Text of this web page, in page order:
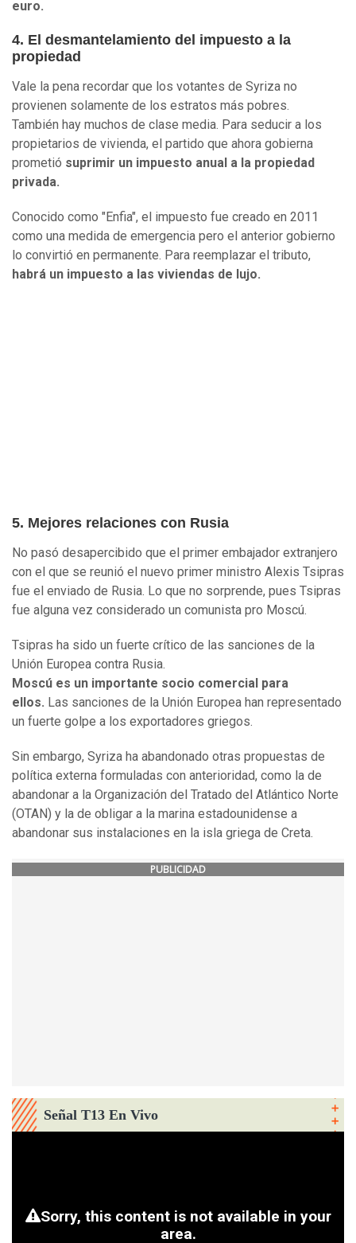
euro.
4. El desmantelamiento del impuesto a la
propiedad
Vale la pena recordar que los votantes de Syriza no
provienen solamente de los estratos más pobres.
También hay muchos de clase media. Para seducir a los
propietarios de vivienda, el partido que ahora gobierna
prometió suprimir un impuesto anual a la propiedad
privada.
Conocido como "Enfia", el impuesto fue creado en 2011
como una medida de emergencia pero el anterior gobierno
lo convirtió en permanente. Para reemplazar el tributo,
habrá un impuesto a las viviendas de lujo.
5. Mejores relaciones con Rusia
No pasó desapercibido que el primer embajador extranjero
con el que se reunió el nuevo primer ministro Alexis Tsipras
fue el enviado de Rusia. Lo que no sorprende, pues Tsipras
fue alguna vez considerado un comunista pro Moscú.
Tsipras ha sido un fuerte crítico de las sanciones de la
Unión Europea contra Rusia.
Moscú es un importante socio comercial para
ellos. Las sanciones de la Unión Europea han representado
un fuerte golpe a los exportadores griegos.
Sin embargo, Syriza ha abandonado otras propuestas de
política externa formuladas con anterioridad, como la de
abandonar a la Organización del Tratado del Atlántico Norte
(OTAN) y la de obligar a la marina estadounidense a
abandonar sus instalaciones en la isla griega de Creta.
PUBLICIDAD
Señal T13 En Vivo